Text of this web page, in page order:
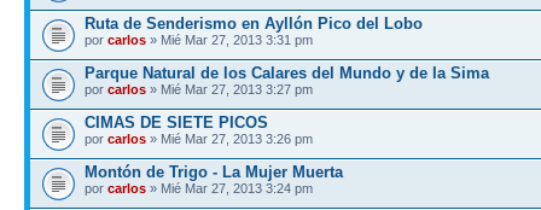
Ruta de Senderismo en Ayllón Pico del Lobo
por carlos » Mié Mar 27, 2013 3:31 pm
Parque Natural de los Calares del Mundo y de la Sima
por carlos » Mié Mar 27, 2013 3:27 pm
CIMAS DE SIETE PICOS
por carlos » Mié Mar 27, 2013 3:26 pm
Montón de Trigo - La Mujer Muerta
por carlos » Mié Mar 27, 2013 3:24 pm